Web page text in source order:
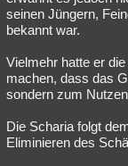
seinen Jüngern,
bekannt war.
Vielmehr hatte er
machen, dass das
sondern zum
Die Scharia folgt
Eliminieren des